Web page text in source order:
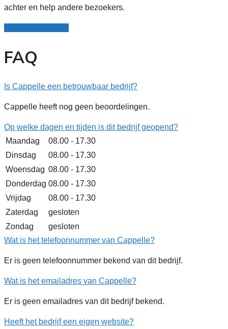
achter en help andere bezoekers.
FAQ
Is Cappelle een betrouwbaar bedrijf?
Cappelle heeft nog geen beoordelingen.
Op welke dagen en tijden is dit bedrijf geopend?
Maandag
08.00 - 17.30
Dinsdag
08.00 - 17.30
Woensdag 08.00 - 17.30
Donderdag 08.00 - 17.30
Vrijdag
08.00 - 17.30
Zaterdag
gesloten
Zondag
gesloten
Wat is het telefoonnummer van Cappelle?
Er is geen telefoonnummer bekend van dit bedrijf.
Wat is het emailadres van Cappelle?
Er is geen emailadres van dit bedrijf bekend.
Heeft het bedrijf een eigen website?